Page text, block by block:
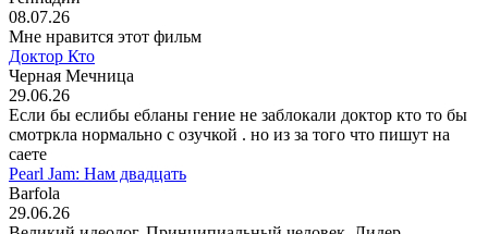
08.07.26
Мне нравится этот фильм
Доктор Кто
Черная Мечница
29.06.26
Если бы еслибы ебланы гение не заблокали доктор кто то бы
смотркла нормально с озучкой . но из за того что пишут на
саете
Pearl Jam: Нам двадцать
Barfola
29.06.26